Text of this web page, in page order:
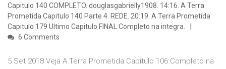
Capitulo 140 COMPLETO. douglasgabrielly1908. 14:16. A Terra
Prometida Capitulo 140 Parte 4. REDE. 20:19. A Terra Prometida
Capitulo 179 Ultimo Capitulo FINAL Completo na integra.
6 Comments
5 Set 2018 Veja A Terra Prometida Capitulo 106 Completo na